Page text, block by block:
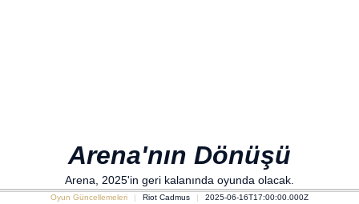
Arena'nın Dönüşü
Arena, 2025'in geri kalanında oyunda olacak.
Oyun Güncellemeleri Riot Cadmus 2025-06-16T17:00:00.000Z